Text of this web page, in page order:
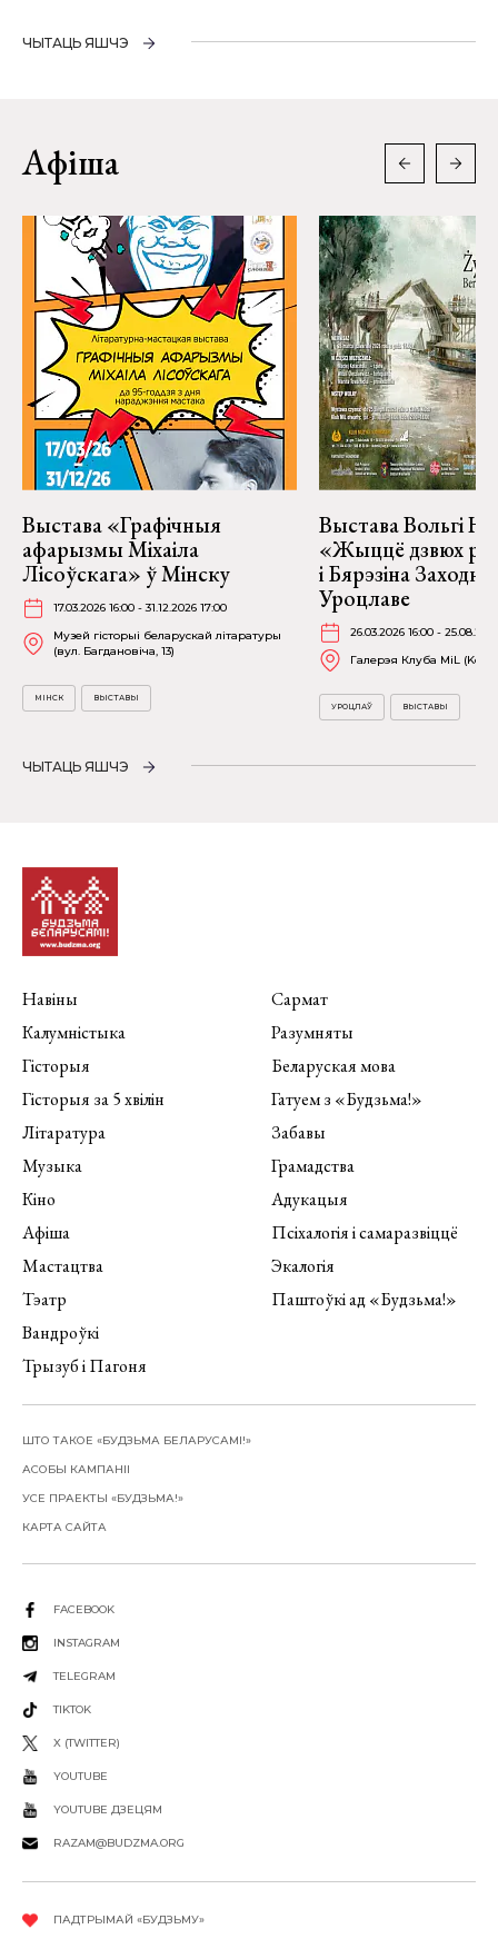
ЧЫТАЦЬ ЯШЧЭ
Афіша
Выстава «Графічныя
афарызмы Міхаіла
Лісоўскага» ў Мінску
17.03.2026 16:00 - 31.12.2026 17:00
Музей гісторыі беларускай літаратуры
(вул. Багдановіча, 13)
МІНСК ВЫСТАВЫ
Выстава Вольгі
«Жыццё дзвюх
і Бярэзіна
Уроцлаве
26.03.2026 16:00 -
Галерэя Клуба MiL
УРОЦЛАЎ ВЫСТАВЫ
ЧЫТАЦЬ ЯШЧЭ
Навіны
Калумністыка
Гісторыя
Гісторыя за 5 хвілін
Літаратура
Музыка
Кіно
Афіша
Мастацтва
Тэатр
Вандроўкі
Трызуб і Пагоня
Сармат
Разумняты
Беларуская мова
Гатуем з «Будзьма!»
Забавы
Грамадства
Адукацыя
Псіхалогія і самаразвіццё
Экалогія
Паштоўкі ад «Будзьма!»
ШТО ТАКОЕ «БУДЗЬМА БЕЛАРУСАМІ!»
АСОБЫ КАМПАНІІ
УСЕ ПРАЕКТЫ «БУДЗЬМА!»
КАРТА САЙТА
FACEBOOK
INSTAGRAM
TELEGRAM
TIKTOK
X (TWITTER)
YOUTUBE
YOUTUBE ДЗЕЦЯМ
RAZAM@BUDZMA.ORG
ПАДТРЫМАЙ «БУДЗЬМУ»